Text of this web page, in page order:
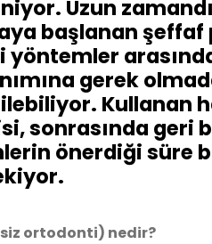
Uzun
başlanan
gerek
Kullanan
sonrasında geri
önerdiği süre
ortodonti) nedir?